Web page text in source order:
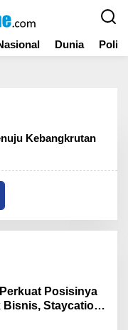
Dunia
Kebangkrutan
Posisinya
Staycation,